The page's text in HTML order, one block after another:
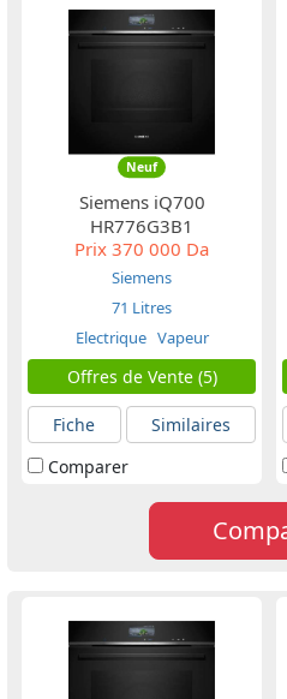
Neuf
Siemens iQ700
HR776G3B1
Prix 370 000 Da
Siemens
71 Litres
Electrique Vapeur
Offres de Vente (5)
Fiche
Similaires
Comparer